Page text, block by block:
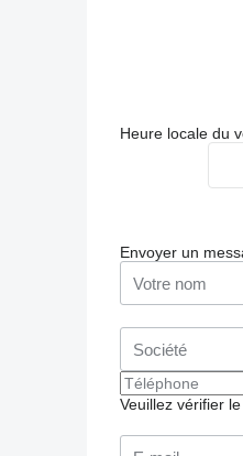
Heure locale du
Envoyer un
Veuillez vérifier